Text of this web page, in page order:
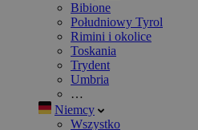
Bibione
Południowy Tyrol
Rimini i okolice
Toskania
Trydent
Umbria
…
Niemcy
Wszystko